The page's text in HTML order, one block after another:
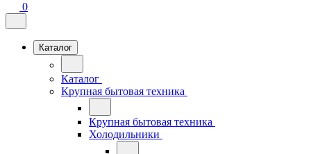
0
Каталог
Каталог
Крупная бытовая техника
Крупная бытовая техника
Холодильники